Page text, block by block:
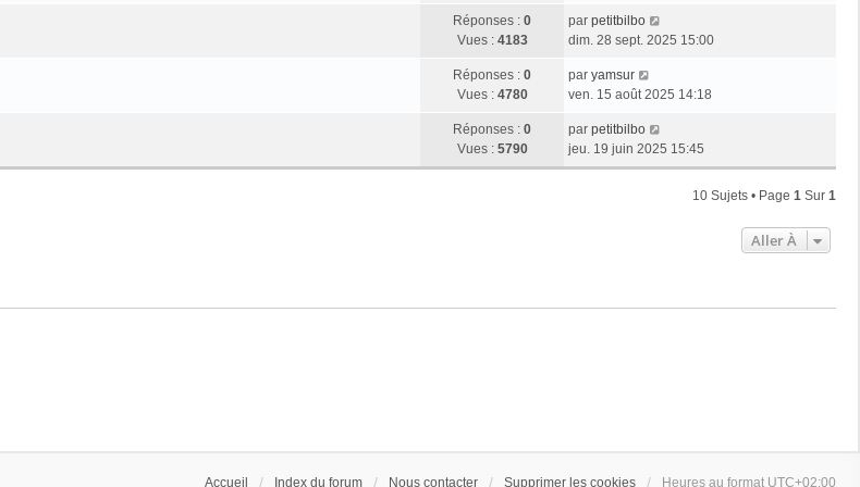
Réponses : 0
Vues : 4183
par petitbilbo
dim. 28 sept. 2025 15:00
Réponses : 0
Vues : 4780
par yamsur
ven. 15 août 2025 14:18
Réponses : 0
Vues : 5790
par petitbilbo
jeu. 19 juin 2025 15:45
10 Sujets • Page 1 Sur 1
Aller À
Accueil Index du forum Nous contacter Supprimer les cookies Heures au format UTC+02:00